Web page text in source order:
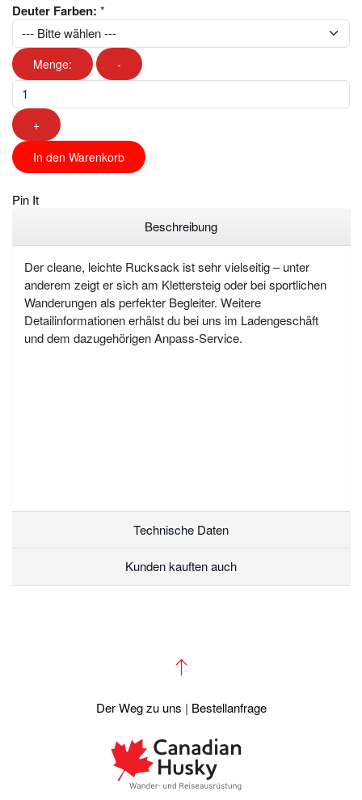
Deuter Farben: *
Menge: -
+
In den Warenkorb
Pin It
Beschreibung
Der cleane, leichte Rucksack ist sehr vielseitig – unter
anderem zeigt er sich am Klettersteig oder bei sportlichen
Wanderungen als perfekter Begleiter. Weitere
Detailinformationen erhälst du bei uns im Ladengeschäft
und dem dazugehörigen Anpass-Service.
Technische Daten
Kunden kauften auch
Der Weg zu uns | Bestellanfrage